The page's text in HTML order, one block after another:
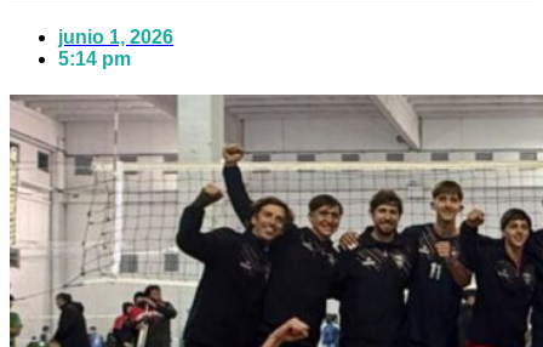
junio 1, 2026
5:14 pm